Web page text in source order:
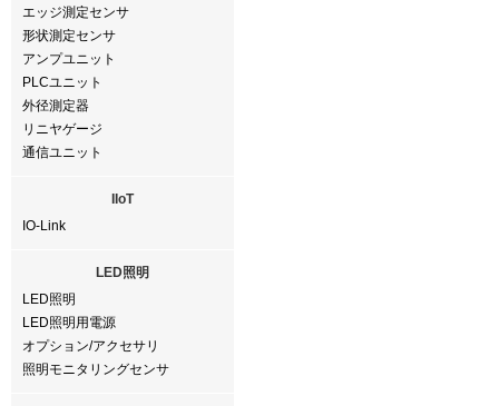
エッジ測定センサ
形状測定センサ
アンプユニット
PLCユニット
外径測定器
リニヤゲージ
通信ユニット
IIoT
IO-Link
LED照明
LED照明
LED照明用電源
オプション/アクセサリ
照明モニタリングセンサ